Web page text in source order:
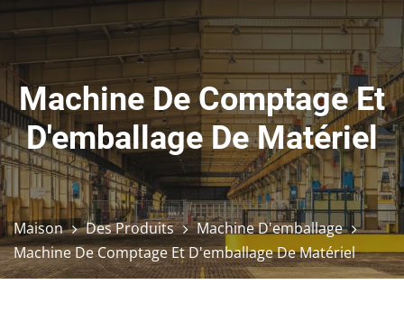
Machine De Comptage Et
D'emballage De Matériel
Maison Des Produits
Machine D'emballage
Machine De Comptage Et D'emballage De Matériel